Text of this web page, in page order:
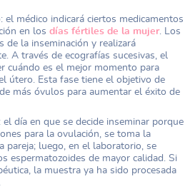
el médico indicará ciertos medicamentos
en los días fértiles de la mujer. Los
de la inseminación y realizará
A través de ecografías sucesivas, el
cuándo es el mejor momento para
útero. Esta fase tiene el objetivo de
más óvulos para aumentar el éxito de
el día en que se decide inseminar porque
para la ovulación, se toma la
pareja; luego, en el laboratorio, se
espermatozoides de mayor calidad. Si
la muestra ya ha sido procesada